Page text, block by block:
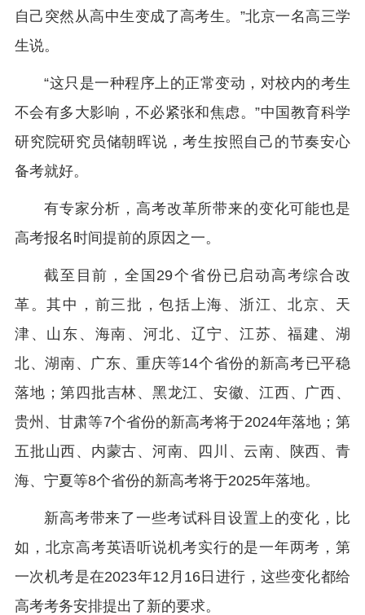
自己突然从高中生变成了高考生。”北京一名高三学
生说。
“这只是一种程序上的正常变动，对校内的考生
不会有多大影响，不必紧张和焦虑。”中国教育科学
研究院研究员储朝晖说，考生按照自己的节奏安心
备考就好。
有专家分析，高考改革所带来的变化可能也是
高考报名时间提前的原因之一。
截至目前，全国29个省份已启动高考综合改
革。其中，前三批，包括上海、浙江、北京、天
津、山东、海南、河北、辽宁、江苏、福建、湖
北、湖南、广东、重庆等14个省份的新高考已平稳
落地；第四批吉林、黑龙江、安徽、江西、广西、
贵州、甘肃等7个省份的新高考将于2024年落地；第
五批山西、内蒙古、河南、四川、云南、陕西、青
海、宁夏等8个省份的新高考将于2025年落地。
新高考带来了一些考试科目设置上的变化，比
如，北京高考英语听说机考实行的是一年两考，第
一次机考是在2023年12月16日进行，这些变化都给
高考考务安排提出了新的要求。